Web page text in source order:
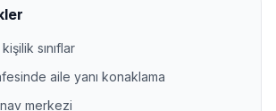
sınıflar
aile yanı konaklama
merkezi